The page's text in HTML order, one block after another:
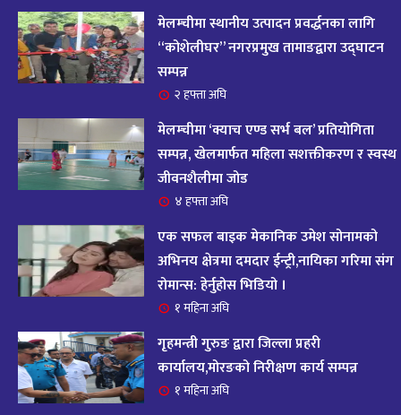
१४ आज २०८२ साल भदौ १६ गते सोमबारको राशिफल
११ महिना अघि
१५
आजको राशिफल : २०८२ भदौ १२ गते बिहीवार, २८
अगस्ट २०२५
११ महिना अघि
१६ आजको राशिफल – २०८२ साल भाद्र १० गते, मंगलबार
१७ आजको राशिफल – २०८२ साल भाद्र १० गते, मंगलबार
११ महिना अघि
१८
आजको राशिफल : आइतवार, ८ भदौ २०८२ (२४ अगस्ट
२०२५)
११ महिना अघि
मेलम्चीमा स्थानीय उत्पादन प्रवर्द्धनका लागि
“कोशेलीघर” नगरप्रमुख तामाङद्वारा उद्घाटन
सम्पन्न
२ हफ्ता अघि
मेलम्चीमा ‘क्याच एण्ड सर्भ बल’ प्रतियोगिता
सम्पन्न, खेलमार्फत महिला सशक्तीकरण र स्वस्थ
जीवनशैलीमा जोड
४ हफ्ता अघि
एक सफल बाइक मेकानिक उमेश सोनामको
अभिनय क्षेत्रमा दमदार ईन्ट्री,नायिका गरिमा संग
रोमान्स: हेर्नुहोस भिडियो ।
१ महिना अघि
गृहमन्त्री गुरुङ द्वारा जिल्ला प्रहरी
कार्यालय,मोरङको निरीक्षण कार्य सम्पन्न
१ महिना अघि